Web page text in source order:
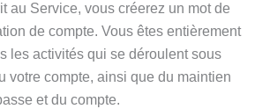
au Service, vous créerez un mot de
de compte. Vous êtes entièrement
les activités qui se déroulent sous
votre compte, ainsi que du maintien
et du compte.